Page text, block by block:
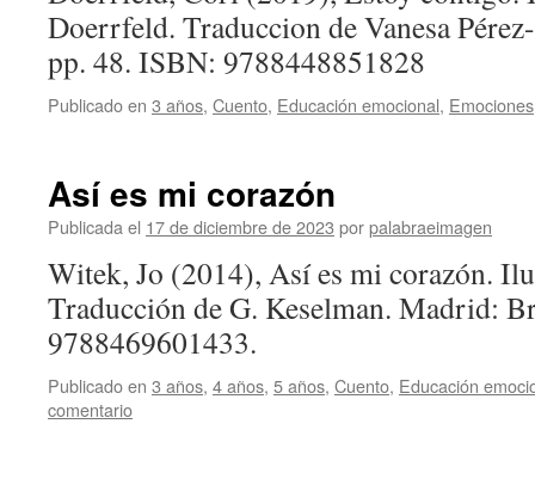
Doerrfeld. Traduccion de Vanesa
pp. 48. ISBN: 9788448851828
Publicado en 3 años, Cuento, Educación emocional, Emociones
Así es mi corazón
Publicada el 17 de diciembre de 2023 porpalabraeimagen
Witek, Jo (2014), Así es mi corazón.
Traducción de G. Keselman. Madrid:
9788469601433.
Publicado en 3 años, 4 años, 5 años, Cuento, Educación
comentario